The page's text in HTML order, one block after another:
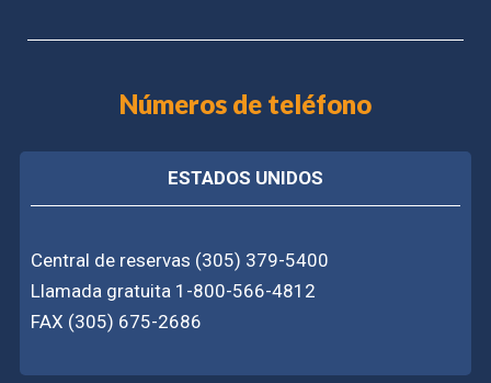
Números de teléfono
ESTADOS UNIDOS
Central de reservas (305) 379-5400
Llamada gratuita 1-800-566-4812
FAX (305) 675-2686